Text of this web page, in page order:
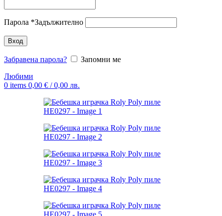
Парола *Задължително
Вход
Забравена парола?
Запомни ме
Любими
0 items 0,00 € / 0,00 лв.